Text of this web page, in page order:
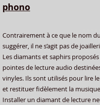
phono
Contrairement à ce que le nom
suggérer, il ne s’agit pas de
Les diamants et saphirs
pointes de lecture audio
vinyles. Ils sont utilisés pour lire
et restituer fidèlement la
Installer un diamant de lecture